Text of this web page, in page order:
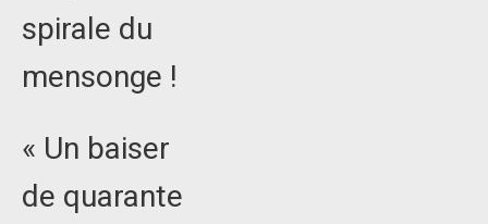
spirale du
mensonge !
« Un baiser
de quarante